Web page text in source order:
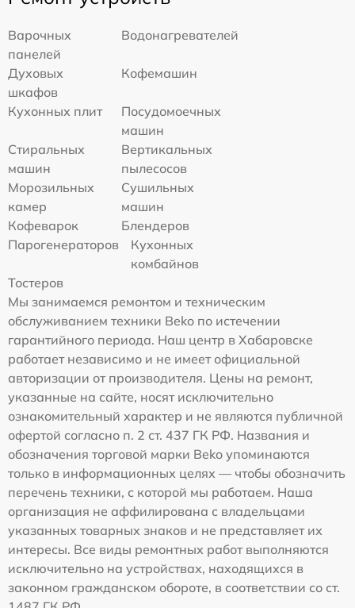
Варочных
панелей
Водонагревателей
Духовых
шкафов
Кофемашин
Кухонных плит
Посудомоечных
машин
Стиральных
машин
Вертикальных
пылесосов
Морозильных
камер
Сушильных
машин
Кофеварок
Блендеров
Парогенераторов
Кухонных
комбайнов
Тостеров
Мы занимаемся ремонтом и техническим
обслуживанием техники Beko по истечении
гарантийного периода. Наш центр в Хабаровске
работает независимо и не имеет официальной
авторизации от производителя. Цены на ремонт,
указанные на сайте, носят исключительно
ознакомительный характер и не являются публичной
офертой согласно п. 2 ст. 437 ГК РФ. Названия и
обозначения торговой марки Beko упоминаются
только в информационных целях — чтобы обозначить
перечень техники, с которой мы работаем. Наша
организация не аффилирована с владельцами
указанных товарных знаков и не представляет их
интересы. Все виды ремонтных работ выполняются
исключительно на устройствах, находящихся в
законном гражданском обороте, в соответствии со ст.